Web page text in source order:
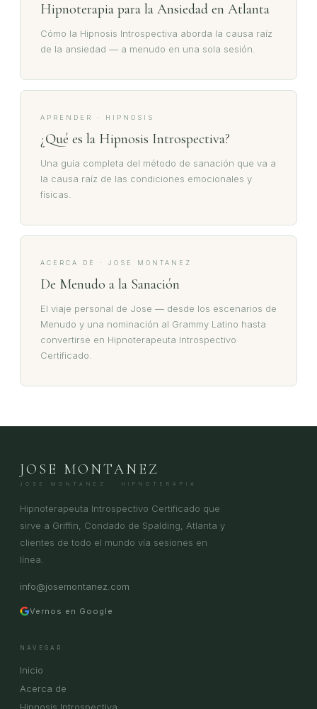
Hipnoterapia para la Ansiedad en Atlanta
Cómo la Hipnosis Introspectiva aborda la causa raíz
de la ansiedad — a menudo en una sola sesión.
APRENDER · HIPNOSIS
¿Qué es la Hipnosis Introspectiva?
Una guía completa del método de sanación que va a
la causa raíz de las condiciones emocionales y
físicas.
ACERCA DE · JOSE MONTANEZ
De Menudo a la Sanación
El viaje personal de Jose — desde los escenarios de
Menudo y una nominación al Grammy Latino hasta
convertirse en Hipnoterapeuta Introspectivo
Certificado.
JOSE MONTANEZ
JOSE MONTANEZ · HIPNOTERAPIA
Hipnoterapeuta Introspectivo Certificado que
sirve a Griffin, Condado de Spalding, Atlanta y
clientes de todo el mundo vía sesiones en
línea.
info@josemontanez.com
Vernos en Google
NAVEGAR
Inicio
Acerca de